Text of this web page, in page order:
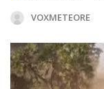
VOXMETEORE